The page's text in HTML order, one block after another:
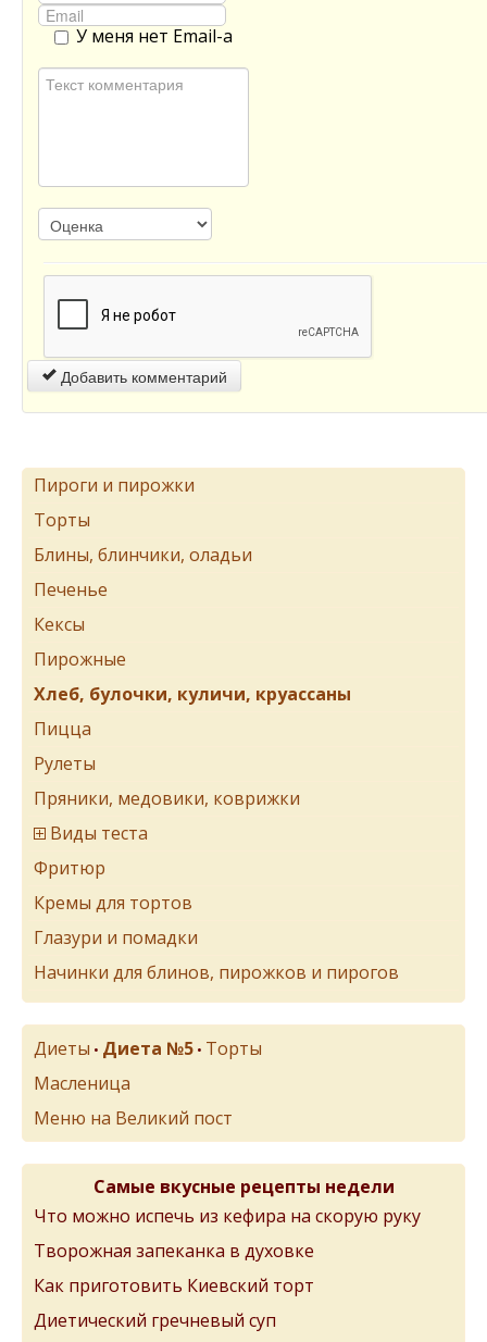
У меня нет Email-а
Добавить комментарий
Пироги и пирожки
Торты
Блины, блинчики, оладьи
Печенье
Кексы
Пирожные
Хлеб, булочки, куличи, круассаны
Пицца
Рулеты
Пряники, медовики, коврижки
Виды теста
Фритюр
Кремы для тортов
Глазури и помадки
Начинки для блинов, пирожков и пирогов
Диеты • Диета №5 • Торты
Масленица
Меню на Великий пост
Самые вкусные рецепты недели
Что можно испечь из кефира на скорую руку
Творожная запеканка в духовке
Как приготовить Киевский торт
Диетический гречневый суп